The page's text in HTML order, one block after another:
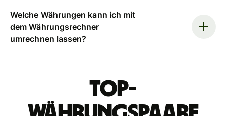
Welche Währungen kann ich mit
dem Währungsrechner
umrechnen lassen?
Top-